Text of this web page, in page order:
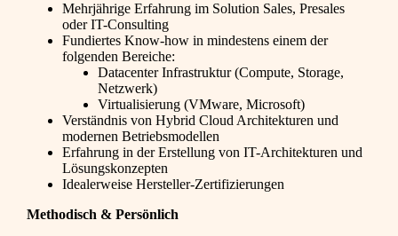
Mehrjährige Erfahrung im Solution Sales, Presales
oder IT-Consulting
Fundiertes Know-how in mindestens einem der
folgenden Bereiche:
Datacenter Infrastruktur (Compute, Storage,
Netzwerk)
Virtualisierung (VMware, Microsoft)
Verständnis von Hybrid Cloud Architekturen und
modernen Betriebsmodellen
Erfahrung in der Erstellung von IT-Architekturen und
Lösungskonzepten
Idealerweise Hersteller-Zertifizierungen
Methodisch & Persönlich